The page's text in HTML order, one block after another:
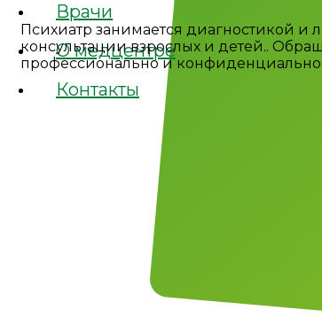
Врачи
О медцентре
Контакты
Психиатр занимается диагностикой и
консультации взрослых и детей..
профессионально и конфиденциально.
Приём
осуществляется по
- ул. Свободы, д. 10